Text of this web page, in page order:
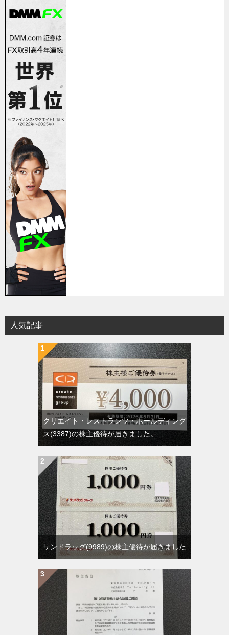
人気記事
クリエイト・レストランツ・ホールディング
ス(3387)の株主優待が届きました。
サンドラッグ(9989)の株主優待が届きました